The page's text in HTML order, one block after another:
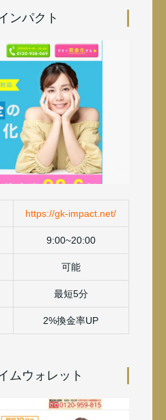
ンパクト
https://gk-impact.net/
9:00~20:00
可能
最短5分
2%換金率UP
ムウォレット